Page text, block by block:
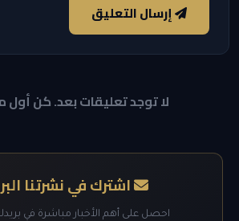
إرسال التعليق
لا توجد تعليقات بعد. كن
اشترك في نشرتنا
احصل على أهم الأخبار مباشرة في